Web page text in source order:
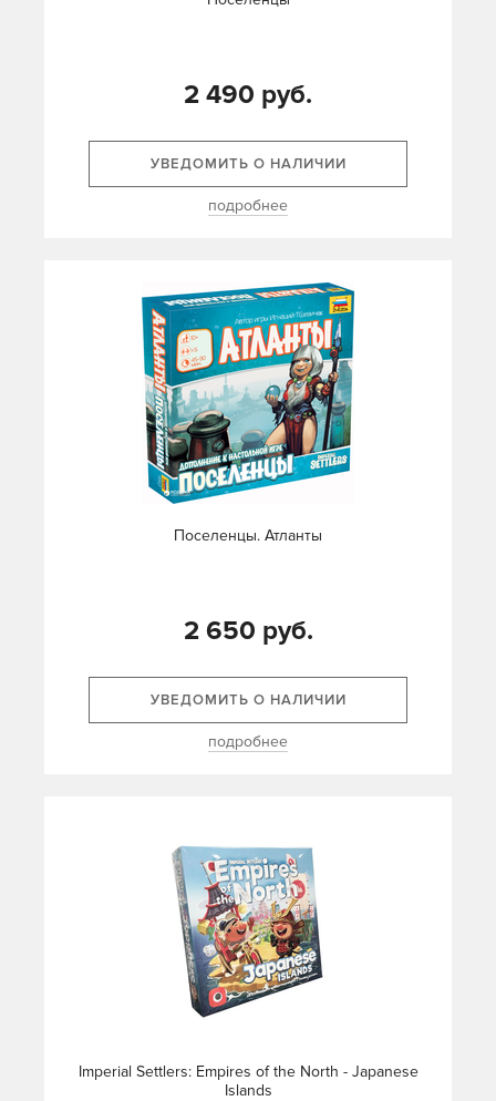
2 490 руб.
УВЕДОМИТЬ О НАЛИЧИИ
подробнее
Поселенцы. Атланты
2 650 руб.
УВЕДОМИТЬ О НАЛИЧИИ
подробнее
Imperial Settlers: Empires of the North - Japanese
Islands